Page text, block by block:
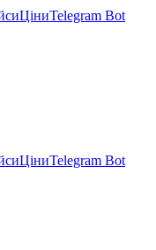
ЦіниTelegram Bot
ЦіниTelegram Bot